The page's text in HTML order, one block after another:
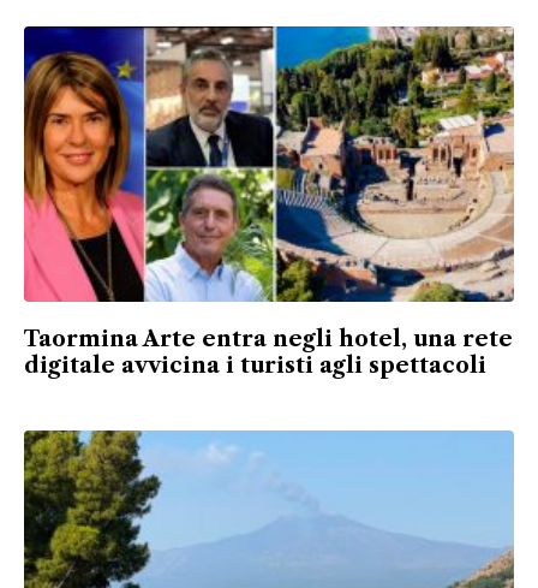
Taormina Arte entra negli hotel, una rete
digitale avvicina i turisti agli spettacoli